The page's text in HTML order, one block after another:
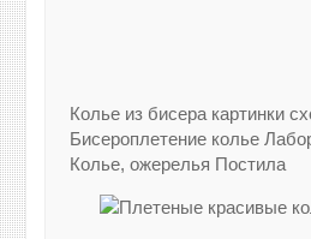
Колье из бисера картинки
Бисероплетение колье
Колье, ожерелья Постила